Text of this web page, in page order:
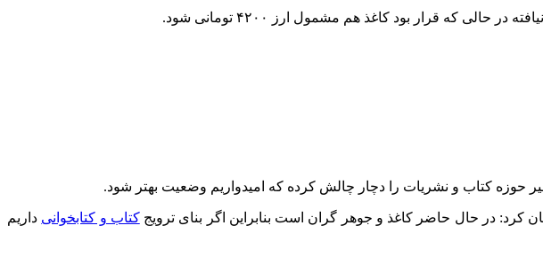
قرار بود کاغذ هم مشمول ارز ۴۲۰۰ تومانی شود.
حوزه کتاب و نشریات را دچار چالش کرده که امیدواریم وضعیت بهتر شود.
کرد: در حال حاضر کاغذ و جوهر گران است بنابراین اگر بنای ترویجکتاب و کتابخوانی داریم